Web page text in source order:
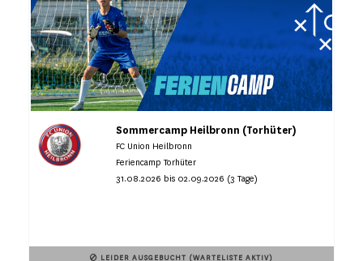
Sommercamp Heilbronn (Torhüter)
FC Union Heilbronn
Feriencamp Torhüter
31.08.2026 bis 02.09.2026 (3 Tage)
LEIDER AUSGEBUCHT (WARTELISTE AKTIV)